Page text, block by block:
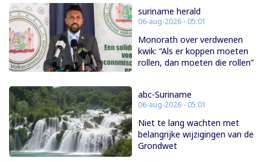
suriname herald
06-aug-2026 - 05:01
Monorath over verdwenen
kwik: “Als er koppen moeten
rollen, dan moeten die rollen”
abc-Suriname
06-aug-2026 - 05:01
Niet te lang wachten met
belangrijke wijzigingen van de
Grondwet